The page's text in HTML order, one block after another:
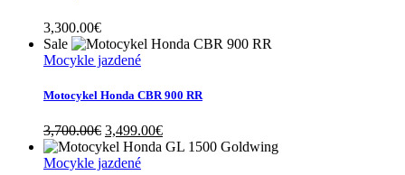
3,300.00€
Sale
Mocykle jazdené
Motocykel Honda CBR 900 RR
3,700.00€ Original
price
was:
3,499.00€Current
price
Mocykle jazdené